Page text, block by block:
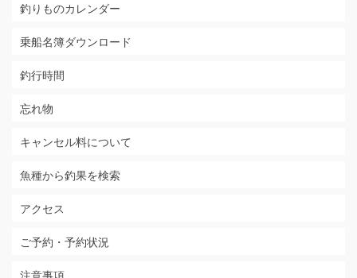
釣りものカレンダー
乗船名簿ダウンロード
釣行時間
忘れ物
キャンセル料について
魚種から釣果を検索
アクセス
ご予約・予約状況
注意事項